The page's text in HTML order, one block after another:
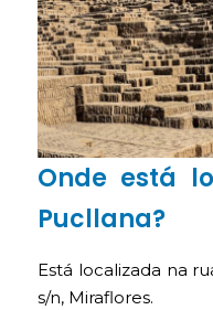
Onde está
Pucllana?
Está localizada na
s/n, Miraflores.